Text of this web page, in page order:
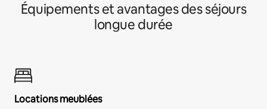
Équipements et avantages des séjours
longue durée
Locations meublées